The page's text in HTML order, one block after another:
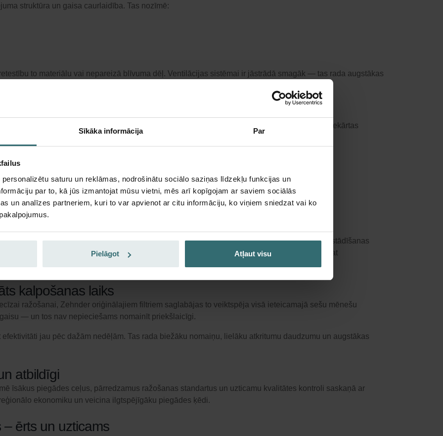
Sīkāka informācija Par
saturu un reklāmas, nodrošinātu sociālo saziņas līdzekļu funkcijas un
par to, kā jūs izmantojat mūsu vietni, mēs arī kopīgojam ar saviem sociālās
un analīzes partneriem, kuri to var apvienot ar citu informāciju, ko viņiem sniedzat vai ko
Pielāgot Atļaut visu
struktūra un gaisa caurlaidība. Tas nozīmē:
to materiālu vai nepareizā blīvuma dēļ. Ventilācijas sistēmai ir jāstrādā smagāk — tas rada augstākas
garantija
tie ir daļa no ražotāja garantijas sistēmas. Tikai izmantojot oriģinālos piederumus, jūsu iekārtas
uzkrāšanos gaisa vados,
rokturi un marķējums. Filtra nomaiņa aizņem tikai dažas minūtes — bez nepareizas uzstādīšanas
par gaisa plūsmas virzienu vai blīvējumu. Tas palielina darbības traucējumu risku vai pat
kalpošanas laiks
ražošanai, Zehnder oriģinālajiem filtriem saglabājas to veiktspēja visā ieteicamajā sešu mēnešu
— un tos nav nepieciešams nomainīt priekšlaicīgi.
efektivitāti jau pēc dažām nedēļām. Tas rada biežāku nomaiņu, lielāku atkritumu daudzumu un augstākas
atbildīgi
īsākus piegādes ceļus, pārredzamus ražošanas standartus un uzticamu kvalitātes kontroli saskaņā ar
ekonomiku un veicina ilgtspējīgāku piegādes ķēdi.
ērts un uzticams